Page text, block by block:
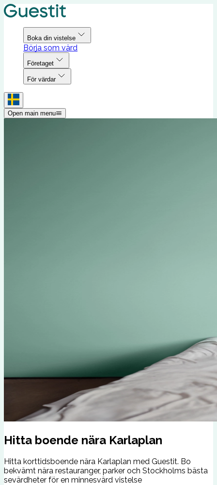
Boka din vistelse
Börja som värd
Företaget
För värdar
Open main menu
Hitta boende nära Karlaplan
Hitta korttidsboende nära Karlaplan med Guestit. Bo
bekvämt nära restauranger, parker och Stockholms bästa
sevärdheter för en minnesvärd vistelse